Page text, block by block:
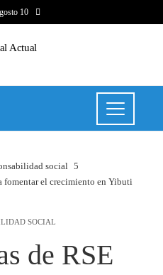
10
social
fomentar el crecimiento en Yibuti
SOCIAL
de RSE